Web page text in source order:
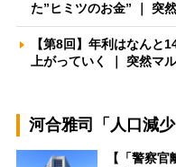
た”ヒミツのお金” ｜ 突
【第8回】年利はなん
上がっていく ｜ 突然マ
河合雅司「人口減
【「警察